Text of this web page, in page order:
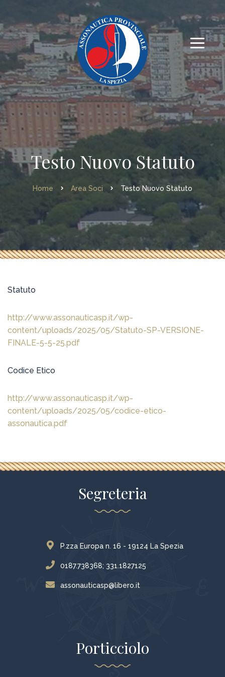
Testo Nuovo Statuto
Home Area Soci Testo Nuovo Statuto
Statuto
http://www.assonauticasp.it/wp-
content/uploads/2025/05/Statuto-SP-VERSIONE-
FINALE-5-5-25.pdf
Codice Etico
http://www.assonauticasp.it/wp-
content/uploads/2025/05/codice-etico-
assonautica.pdf
Segreteria
P.zza Europa n. 16 - 19124 La Spezia
0187.738368; 331.1827125
assonauticasp@libero.it
Porticciolo